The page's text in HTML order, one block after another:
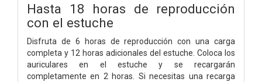
Hasta 18 horas de reproducción
con el estuche
Disfruta de 6 horas de reproducción con una carga
completa y 12 horas adicionales del estuche. Coloca los
auriculares en el estuche y se recargarán
completamente en 2 horas. Si necesitas una recarga